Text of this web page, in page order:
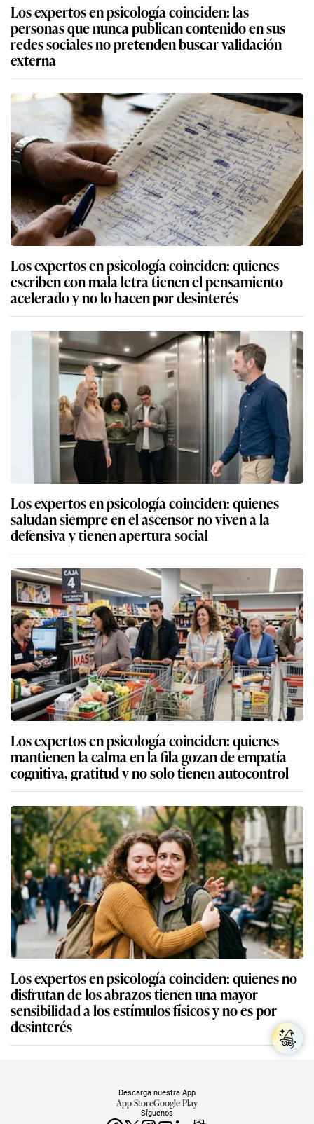
Los expertos en psicología coinciden: las
personas que nunca publican contenido en sus
redes sociales no pretenden buscar validación
externa
Los expertos en psicología coinciden: quienes
escriben con mala letra tienen el pensamiento
acelerado y no lo hacen por desinterés
Los expertos en psicología coinciden: quienes
saludan siempre en el ascensor no viven a la
defensiva y tienen apertura social
Los expertos en psicología coinciden: quienes
mantienen la calma en la fila gozan de empatía
cognitiva, gratitud y no solo tienen autocontrol
Los expertos en psicología coinciden: quienes no
disfrutan de los abrazos tienen una mayor
sensibilidad a los estímulos físicos y no es por
desinterés
Síguenos
Descarga nuestra App
App StoreGoogle Play